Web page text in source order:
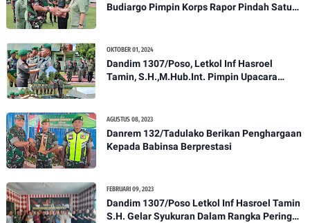
Budiargo Pimpin Korps Rapor Pindah Satuan
OKTOBER 01, 2024
Dandim 1307/Poso, Letkol Inf Hasroel
Tamin, S.H.,M.Hub.Int. Pimpin Upacara
AGUSTUS 08, 2023
Danrem 132/Tadulako Berikan Penghargaan
Kepada Babinsa Berprestasi
FEBRUARI 09, 2023
Dandim 1307/Poso Letkol Inf Hasroel Tamin
S.H. Gelar Syukuran Dalam Rangka Peringati